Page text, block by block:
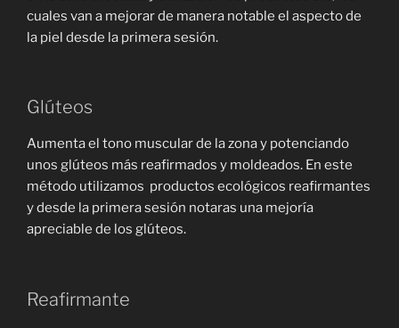
cuales van a mejorar de manera notable el aspecto de
la piel desde la primera sesión.
Glúteos
Aumenta el tono muscular de la zona y potenciando
unos glúteos más reafirmados y moldeados. En este
método utilizamos productos ecológicos reafirmantes
y desde la primera sesión notaras una mejoría
apreciable de los glúteos.
Reafirmante